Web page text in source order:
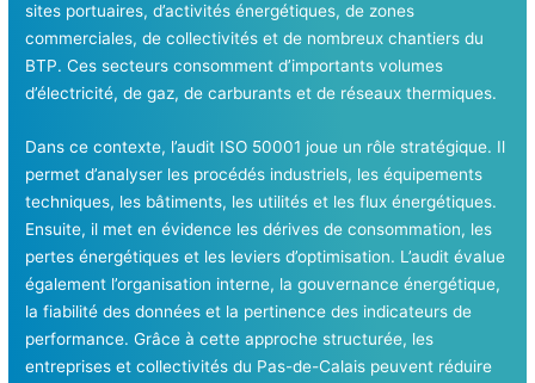
sites portuaires, d’activités énergétiques, de zones
commerciales, de collectivités et de nombreux chantiers du
BTP. Ces secteurs consomment d’importants volumes
d’électricité, de gaz, de carburants et de réseaux thermiques.
Dans ce contexte, l’audit ISO 50001 joue un rôle stratégique. Il
permet d’analyser les procédés industriels, les équipements
techniques, les bâtiments, les utilités et les flux énergétiques.
Ensuite, il met en évidence les dérives de consommation, les
pertes énergétiques et les leviers d’optimisation. L’audit évalue
également l’organisation interne, la gouvernance énergétique,
la fiabilité des données et la pertinence des indicateurs de
performance. Grâce à cette approche structurée, les
entreprises et collectivités du Pas-de-Calais peuvent réduire